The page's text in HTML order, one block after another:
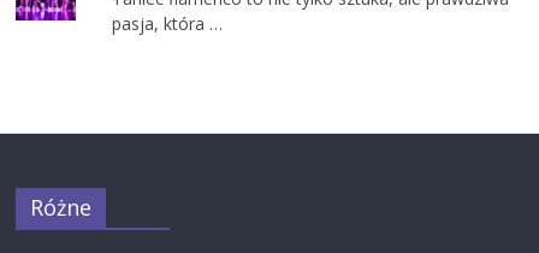
pasja, która …
Różne